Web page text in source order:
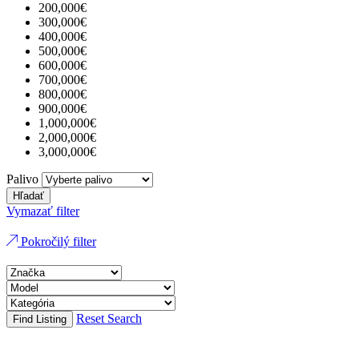
200,000€
300,000€
400,000€
500,000€
600,000€
700,000€
800,000€
900,000€
1,000,000€
2,000,000€
3,000,000€
Palivo
Hľadať
Vymazať filter
Pokročilý filter
Find Listing Reset Search